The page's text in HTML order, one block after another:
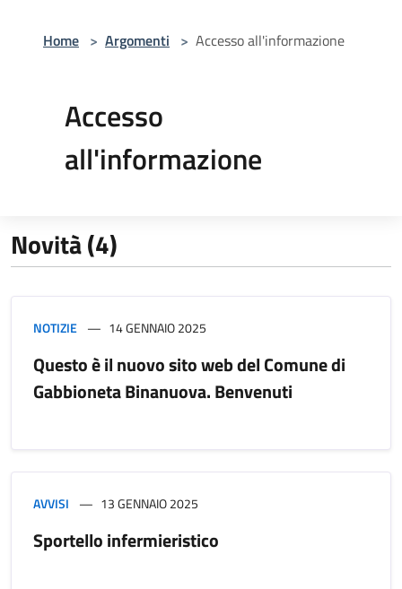
Home > Argomenti > Accesso all'informazione
Accesso
all'informazione
Novità (4)
NOTIZIE 14 GENNAIO 2025
Questo è il nuovo sito web del Comune di
Gabbioneta Binanuova. Benvenuti
AVVISI 13 GENNAIO 2025
Sportello infermieristico